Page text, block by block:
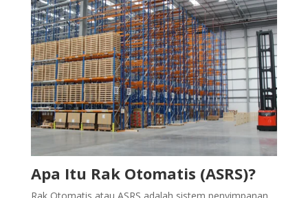
Apa Itu Rak Otomatis (ASRS)?